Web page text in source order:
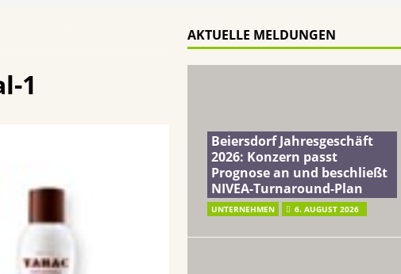
budni baut Karrierewege im Handel weiter aus
EINZELHANDEL
Soziales Mineralwasser unterstützt Gutes zu tun beim täglichen
Unternehmen gehört weltweit zu den Pionieren bei der
1
AKTUELLE MELDUNGEN
Beiersdorf Jahresgeschäft
2026: Konzern passt
Prognose an und beschließt
NIVEA-Turnaround-Plan
UNTERNEHMEN 6. AUGUST 2026